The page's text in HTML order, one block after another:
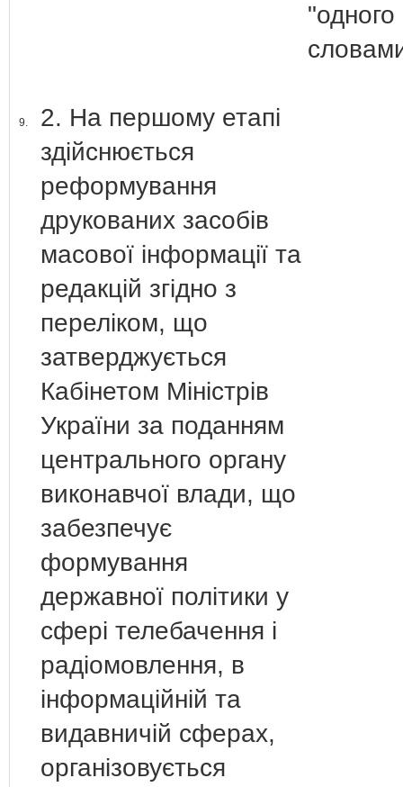
"одного
9.
2. На першому етапі
здійснюється
реформування
друкованих засобів
масової інформації та
редакцій згідно з
переліком, що
затверджується
Кабінетом Міністрів
України за поданням
центрального органу
виконавчої влади, що
забезпечує
формування
державної політики у
сфері телебачення і
радіомовлення, в
інформаційній та
видавничій сферах,
організовується